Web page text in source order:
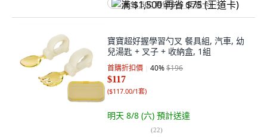
满 $1,500 再省 $75 (王道卡)
寶寶超好握學習勺叉 餐具組, 汽車, 幼
兒湯匙 + 叉子 + 收納盒, 1組
首購折扣價 40%$196
$117
($117.00/1套)
明天 8/8 (六) 預計送達
(22)